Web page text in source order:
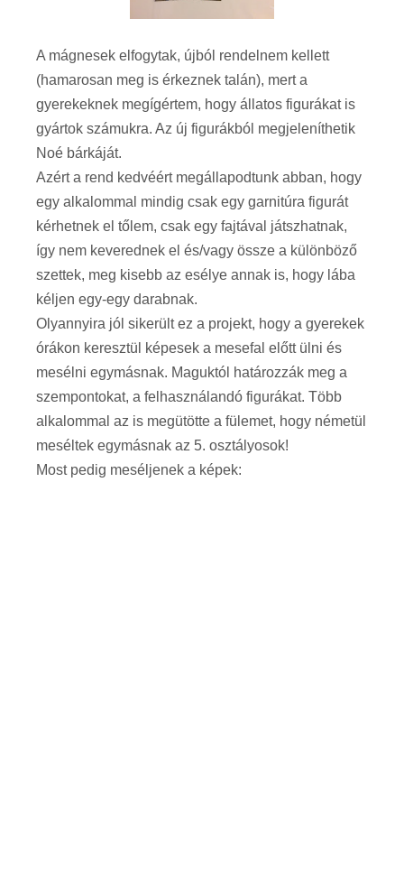
A mágnesek elfogytak, újból rendelnem kellett
(hamarosan meg is érkeznek talán), mert a
gyerekeknek megígértem, hogy állatos figurákat is
gyártok számukra. Az új figurákból megjeleníthetik
Noé bárkáját.
Azért a rend kedvéért megállapodtunk abban, hogy
egy alkalommal mindig csak egy garnitúra figurát
kérhetnek el tőlem, csak egy fajtával játszhatnak,
így nem keverednek el és/vagy össze a különböző
szettek, meg kisebb az esélye annak is, hogy lába
kéljen egy-egy darabnak.
Olyannyira jól sikerült ez a projekt, hogy a gyerekek
órákon keresztül képesek a mesefal előtt ülni és
mesélni egymásnak. Maguktól határozzák meg a
szempontokat, a felhasználandó figurákat. Több
alkalommal az is megütötte a fülemet, hogy németül
meséltek egymásnak az 5. osztályosok!
Most pedig meséljenek a képek: